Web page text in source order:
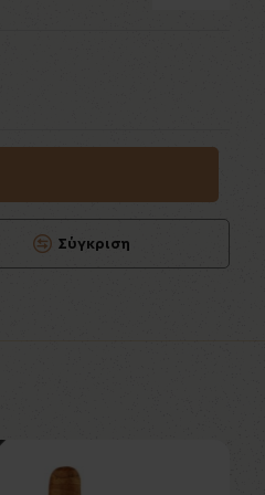
Σύγκριση